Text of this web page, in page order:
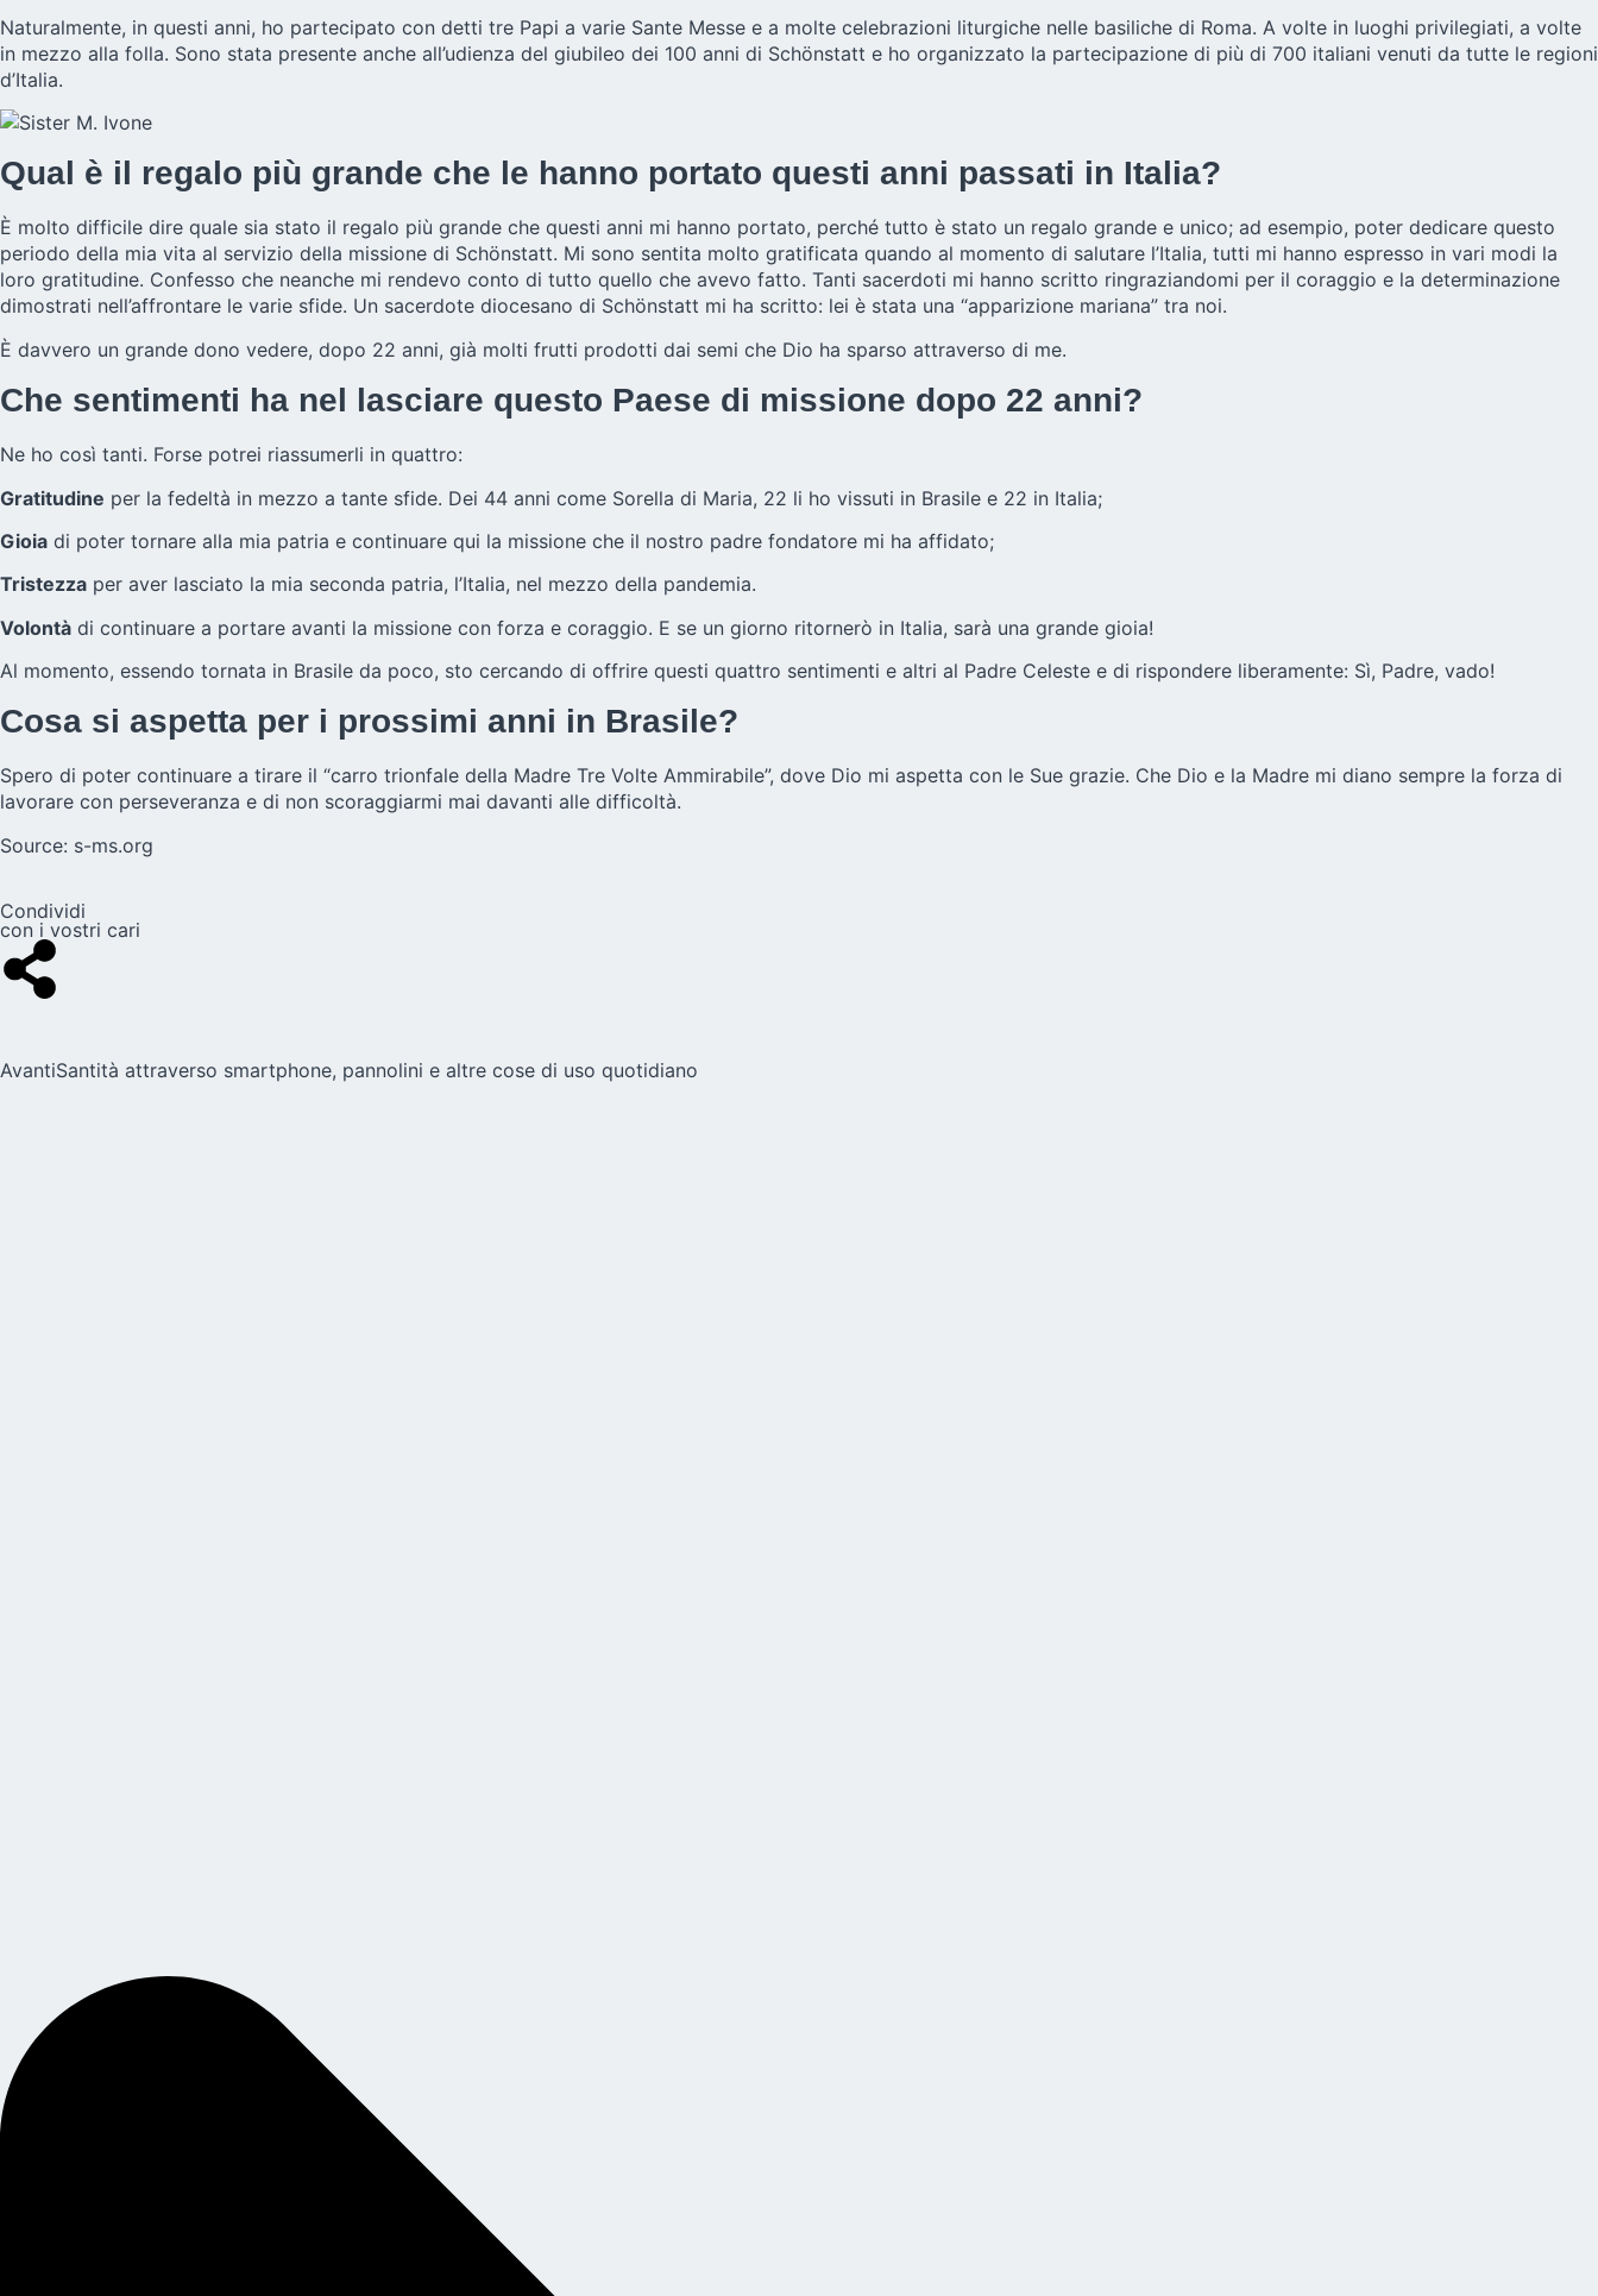
Naturalmente, in questi anni, ho partecipato con detti tre Papi a varie Sante Messe e a molte celebrazioni liturgiche nelle basiliche di Roma. A volte in luoghi privilegiati, a volte
in mezzo alla folla. Sono stata presente anche all’udienza del giubileo dei 100 anni di Schönstatt e ho organizzato la partecipazione di più di 700 italiani venuti da tutte le regioni
d’Italia.
Qual è il regalo più grande che le hanno portato questi anni passati in Italia?
È molto difficile dire quale sia stato il regalo più grande che questi anni mi hanno portato, perché tutto è stato un regalo grande e unico; ad esempio, poter dedicare questo
periodo della mia vita al servizio della missione di Schönstatt. Mi sono sentita molto gratificata quando al momento di salutare l’Italia, tutti mi hanno espresso in vari modi la
loro gratitudine. Confesso che neanche mi rendevo conto di tutto quello che avevo fatto. Tanti sacerdoti mi hanno scritto ringraziandomi per il coraggio e la determinazione
dimostrati nell’affrontare le varie sfide. Un sacerdote diocesano di Schönstatt mi ha scritto: lei è stata una “apparizione mariana” tra noi.
È davvero un grande dono vedere, dopo 22 anni, già molti frutti prodotti dai semi che Dio ha sparso attraverso di me.
Che sentimenti ha nel lasciare questo Paese di missione dopo 22 anni?
Ne ho così tanti. Forse potrei riassumerli in quattro:
Gratitudine per la fedeltà in mezzo a tante sfide. Dei 44 anni come Sorella di Maria, 22 li ho vissuti in Brasile e 22 in Italia;
Gioia di poter tornare alla mia patria e continuare qui la missione che il nostro padre fondatore mi ha affidato;
Tristezza per aver lasciato la mia seconda patria, l’Italia, nel mezzo della pandemia.
Volontà di continuare a portare avanti la missione con forza e coraggio. E se un giorno ritornerò in Italia, sarà una grande gioia!
Al momento, essendo tornata in Brasile da poco, sto cercando di offrire questi quattro sentimenti e altri al Padre Celeste e di rispondere liberamente: Sì, Padre, vado!
Cosa si aspetta per i prossimi anni in Brasile?
Spero di poter continuare a tirare il “carro trionfale della Madre Tre Volte Ammirabile”, dove Dio mi aspetta con le Sue grazie. Che Dio e la Madre mi diano sempre la forza di
lavorare con perseveranza e di non scoraggiarmi mai davanti alle difficoltà.
Source: s-ms.org
Condividi
con i vostri cari
AvantiSantità attraverso smartphone, pannolini e altre cose di uso quotidiano